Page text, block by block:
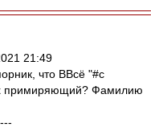
21:49
что ВВсё "#с
примиряющий? Фамилию